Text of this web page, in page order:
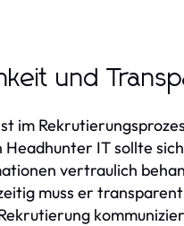
und
im
Headhunter IT sollte
vertraulich
muss er